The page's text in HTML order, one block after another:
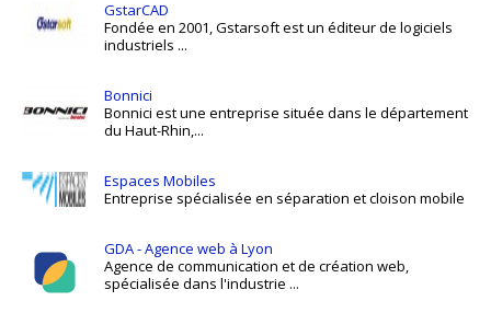
GstarCAD
Fondée en 2001, Gstarsoft est un éditeur de logiciels
industriels ...
Bonnici
Bonnici est une entreprise située dans le département
du Haut-Rhin,...
Espaces Mobiles
Entreprise spécialisée en séparation et cloison mobile
GDA - Agence web à Lyon
Agence de communication et de création web,
spécialisée dans l'industrie ...